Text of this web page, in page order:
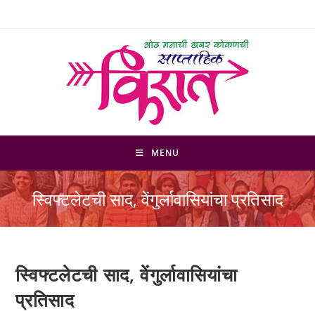
MENU
स्विफ्टलेटची साद, वेंगुर्लावासियांचा प्रतिसाद
स्विफ्टलेटची साद, वेंगुर्लावासियांचा
प्रतिसाद